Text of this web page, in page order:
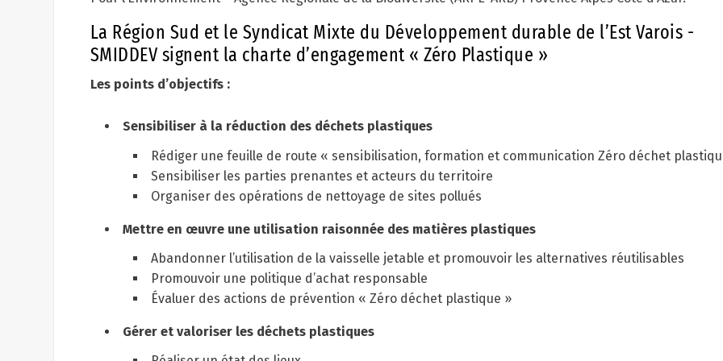
La Région Sud et le Syndicat Mixte du Développement durable de l’Est Varois -
SMIDDEV signent la charte d’engagement « Zéro Plastique »
Les points d’objectifs :
Sensibiliser à la réduction des déchets plastiques
Rédiger une feuille de route « sensibilisation, formation et communication Zéro déchet
Sensibiliser les parties prenantes et acteurs du territoire
Organiser des opérations de nettoyage de sites pollués
Mettre en œuvre une utilisation raisonnée des matières plastiques
Abandonner l’utilisation de la vaisselle jetable et promouvoir les alternatives réutilisables
Promouvoir une politique d’achat responsable
Évaluer des actions de prévention « Zéro déchet plastique »
Gérer et valoriser les déchets plastiques